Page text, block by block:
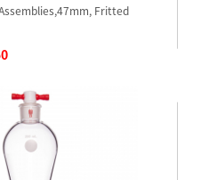
Fritted